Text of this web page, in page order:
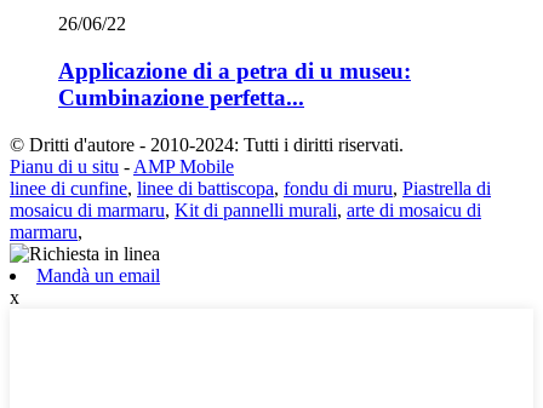
26/06/22
Applicazione di a petra di u museu:
Cumbinazione perfetta...
© Dritti d'autore - 2010-2024: Tutti i diritti riservati.
Pianu di u situ - AMP Mobile
linee di cunfine, linee di battiscopa, fondu di muru, Piastrella di
mosaicu di marmaru, Kit di pannelli murali, arte di mosaicu di
marmaru,
Mandà un email
x